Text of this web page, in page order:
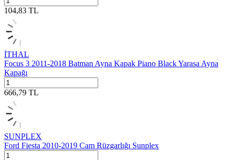
104,83 TL
İTHAL
Focus 3 2011-2018 Batman Ayna Kapak Piano Black Yarasa Ayna
Kapağı
666,79 TL
SUNPLEX
Ford Fiesta 2010-2019 Cam Rüzgarlığı Sunplex